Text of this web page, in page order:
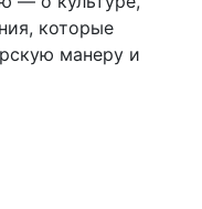
которые
манеру и